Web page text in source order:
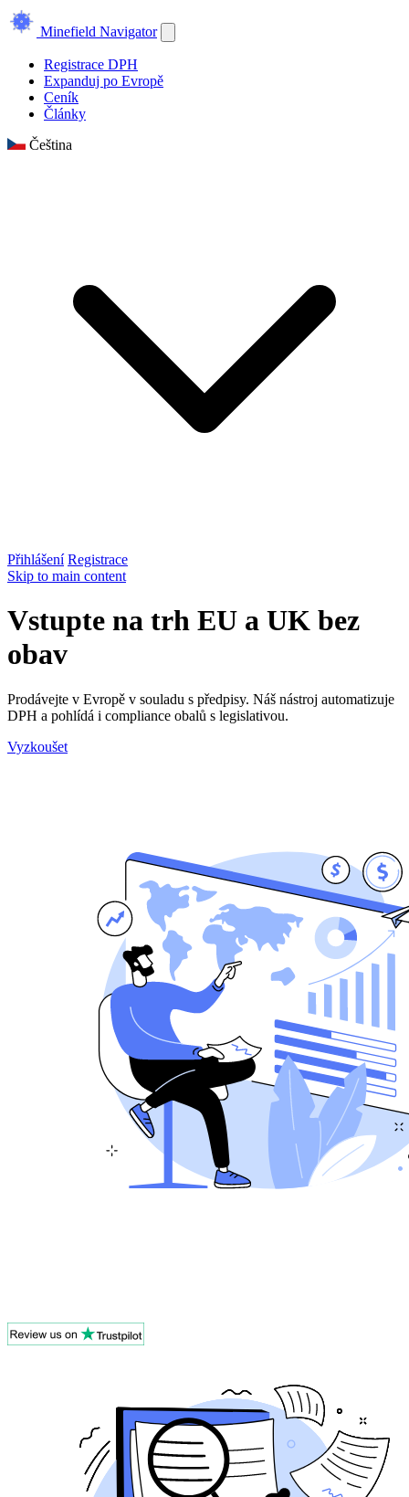
Minefield Navigator
Registrace DPH
Expanduj po Evropě
Ceník
Články
Čeština
Přihlášení Registrace
Skip to main content
Vstupte na trh EU a UK bez
obav
Prodávejte v Evropě v souladu s předpisy. Náš nástroj automatizuje
DPH a pohlídá i compliance obalů s legislativou.
Vyzkoušet